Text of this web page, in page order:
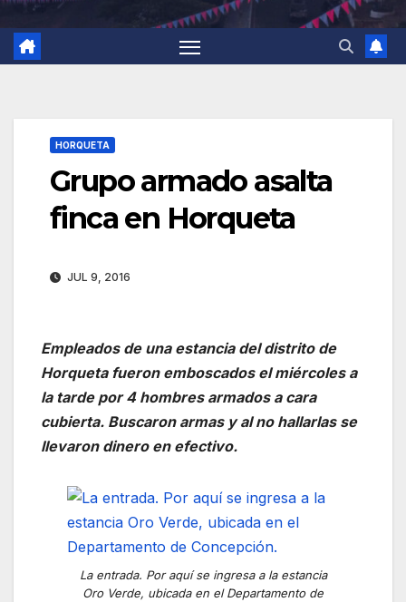
HORQUETA
Grupo armado asalta
finca en Horqueta
JUL 9, 2016
Empleados de una estancia del distrito de
Horqueta fueron emboscados el miércoles a
la tarde por 4 hombres armados a cara
cubierta. Buscaron armas y al no hallarlas se
llevaron dinero en efectivo.
La entrada. Por aquí se ingresa a la estancia
Oro Verde, ubicada en el Departamento de